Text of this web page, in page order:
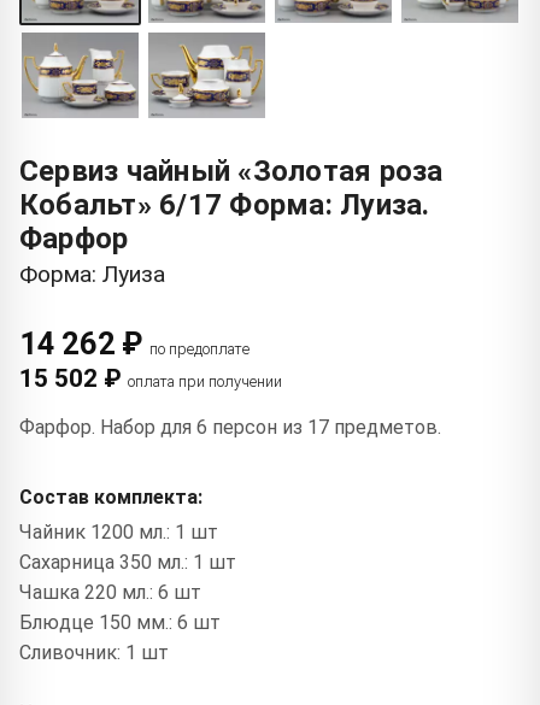
Сервиз чайный «Золотая роза
Кобальт» 6/17 Форма: Луиза.
Фарфор
Форма: Луиза
14 262 ₽ по предоплате
15 502 ₽ оплата при получении
Фарфор. Набор для 6 персон из 17 предметов.
Состав комплекта:
Чайник 1200 мл.: 1 шт
Сахарница 350 мл.: 1 шт
Чашка 220 мл.: 6 шт
Блюдце 150 мм.: 6 шт
Сливочник: 1 шт